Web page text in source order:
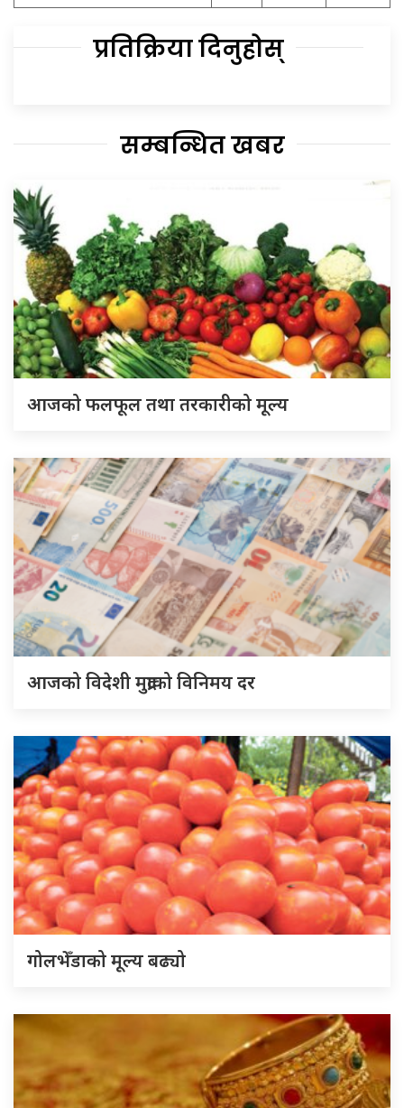
प्रतिक्रिया दिनुहोस्
सम्बन्धित खबर
आजको फलफूल तथा तरकारीको मूल्य
आजको विदेशी मुद्राको विनिमय दर
गोलभेँडाको मूल्य बढ्यो